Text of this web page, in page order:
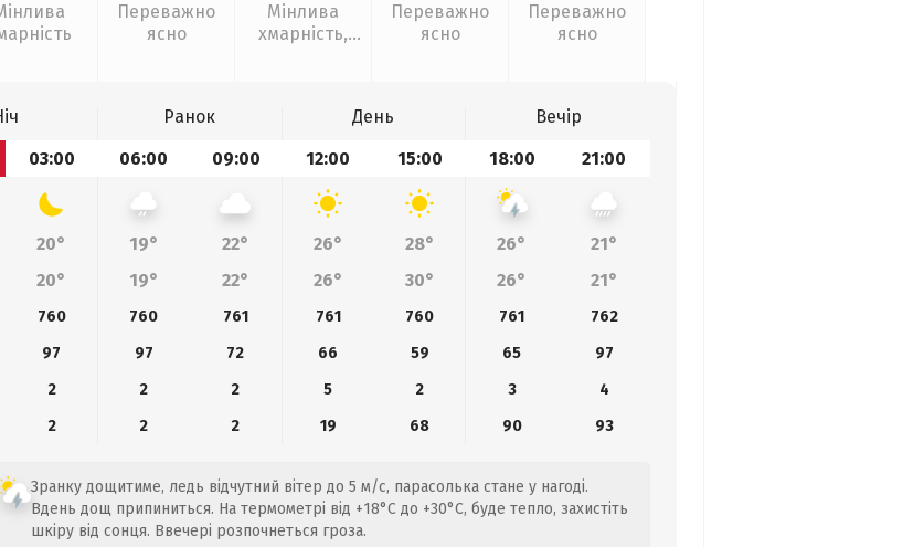
Переважно
ясно
Мінлива
хмарність,
Переважно
ясно
Переважно
ясно
Ранок День
Вечір
03:00 06:00 09:00 12:00 15:00 18:00 21:00
20° 19° 22° 26° 28° 26°
21°
20° 19° 22° 26° 30° 26° 21°
760 760 761 761 760 761
762
97 97 72 66 59 65
97
2 2 2 5 2 3
4
2 2 2 19 68 90 93
Зранку дощитиме, ледь відчутний вітер до 5 м/с, парасолька стане у нагоді.
Вдень дощ припиниться. На термометрі від +18°C до +30°C, буде тепло, захистіть
шкіру від сонця. Ввечері розпочнеться гроза.